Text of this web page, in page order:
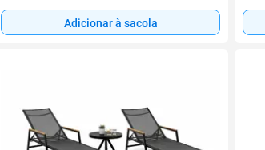
Adicionar à sacola